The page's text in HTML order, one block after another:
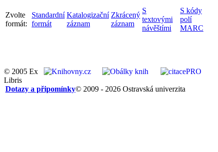
Zvolte
formát:
Standardní
formát
Katalogizační
záznam
Zkrácený
záznam
S
textovými
návěštími
S kódy
polí
MARC
© 2005 Ex
Libris
© 2009 - 2026 Ostravská univerzita
Dotazy a připomínky